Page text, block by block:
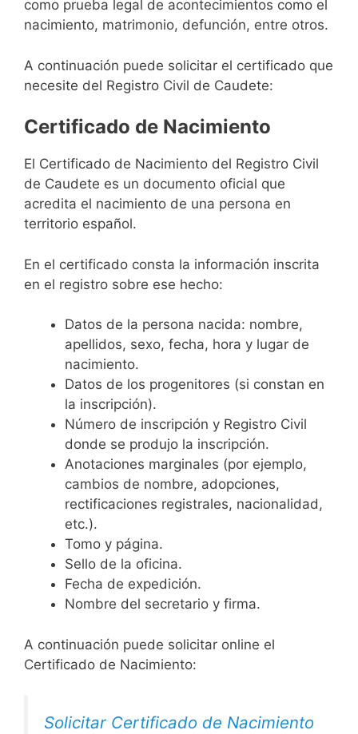
como prueba legal de acontecimientos como el
nacimiento, matrimonio, defunción, entre otros.
A continuación puede solicitar el certificado que
necesite del Registro Civil de Caudete:
Certificado de Nacimiento
El Certificado de Nacimiento del Registro Civil
de Caudete es un documento oficial que
acredita el nacimiento de una persona en
territorio español.
En el certificado consta la información inscrita
en el registro sobre ese hecho:
Datos de la persona nacida: nombre,
apellidos, sexo, fecha, hora y lugar de
nacimiento.
Datos de los progenitores (si constan en
la inscripción).
Número de inscripción y Registro Civil
donde se produjo la inscripción.
Anotaciones marginales (por ejemplo,
cambios de nombre, adopciones,
rectificaciones registrales, nacionalidad,
etc.).
Tomo y página.
Sello de la oficina.
Fecha de expedición.
Nombre del secretario y firma.
A continuación puede solicitar online el
Certificado de Nacimiento:
Solicitar Certificado de Nacimiento